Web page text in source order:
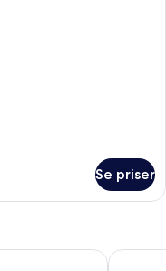
Se priser
Shilla